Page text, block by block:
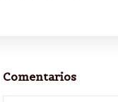
Comentarios